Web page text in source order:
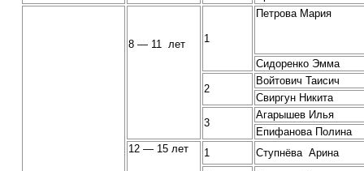
8 — 11 лет 1
Петрова Мария
Сидоренко Эмма
2
Войтович Таисич
Свиргун Никита
3
Агарышев Илья
Епифанова Полина
12 — 15 лет
1 Ступнёва Арина